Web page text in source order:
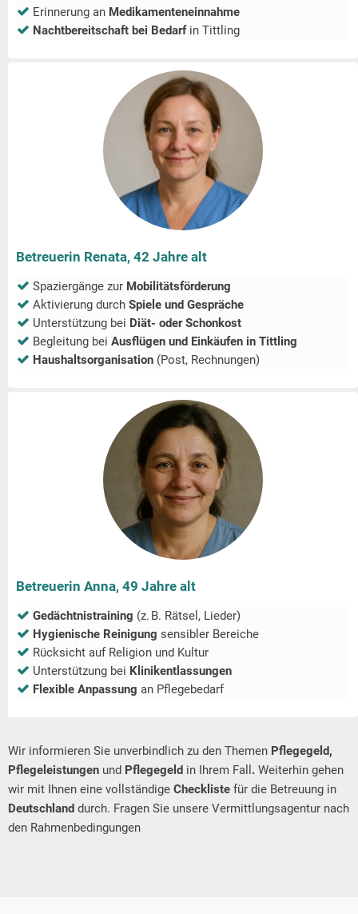
Erinnerung an Medikamenteneinnahme
Nachtbereitschaft bei Bedarfin Tittling
Betreuerin Renata, 42 Jahre alt
Spaziergänge zur Mobilitätsförderung
Aktivierung durch Spiele und Gespräche
Unterstützung bei Diät- oder Schonkost
Begleitung bei Ausflügen und Einkäufen in Tittling
Haushaltsorganisation (Post, Rechnungen)
Betreuerin Anna, 49 Jahre alt
Gedächtnistraining (z. B. Rätsel, Lieder)
Hygienische Reinigung sensibler Bereiche
Rücksicht auf Religion und Kultur
Unterstützung bei Klinikentlassungen
Flexible Anpassung an Pflegebedarf
Wir informieren Sie unverbindlich zu den Themen Pflegegeld,
Pflegeleistungen und Pflegegeld in Ihrem Fall . Weiterhin gehen
wir mit Ihnen eine vollständige Checkliste für die Betreuung in
Deutschland durch. Fragen Sie unsere Vermittlungsagentur nach
den Rahmenbedingungen